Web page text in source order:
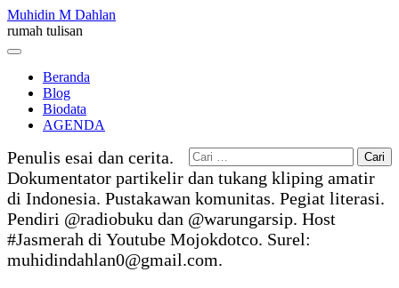
Skip
to
content
Muhidin M Dahlan
rumah tulisan
Menu
Beranda
Blog
Biodata
AGENDA
Cari
untuk:
Penulis esai dan cerita.
Dokumentator partikelir dan tukang kliping amatir
di Indonesia. Pustakawan komunitas. Pegiat literasi.
Pendiri @radiobuku dan @warungarsip. Host
#Jasmerah di Youtube Mojokdotco. Surel:
muhidindahlan0@gmail.com.